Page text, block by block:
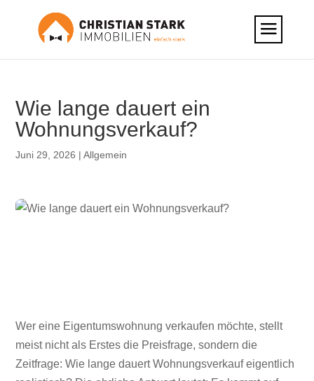
Wie lange dauert ein
Wohnungsverkauf?
Juni 29, 2026 |Allgemein
Wie lange dauert ein
Wohnungsverkauf?
Wer eine Eigentumswohnung verkaufen möchte, stellt
meist nicht als Erstes die Preisfrage, sondern die
Zeitfrage: Wie lange dauert Wohnungsverkauf eigentlich